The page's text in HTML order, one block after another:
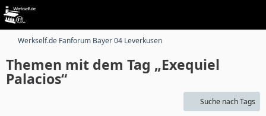
Werkself.de Fanforum Bayer 04 Leverkusen
Themen mit dem Tag „Exequiel
Palacios“
Suche nach Tags